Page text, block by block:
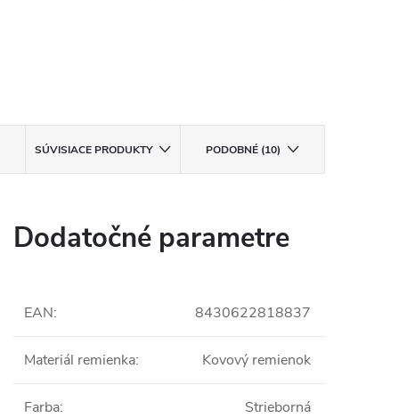
SÚVISIACE PRODUKTY PODOBNÉ (10)
Dodatočné parametre
EAN: 8430622818837
Materiál remienka: Kovový remienok
Farba: Strieborná